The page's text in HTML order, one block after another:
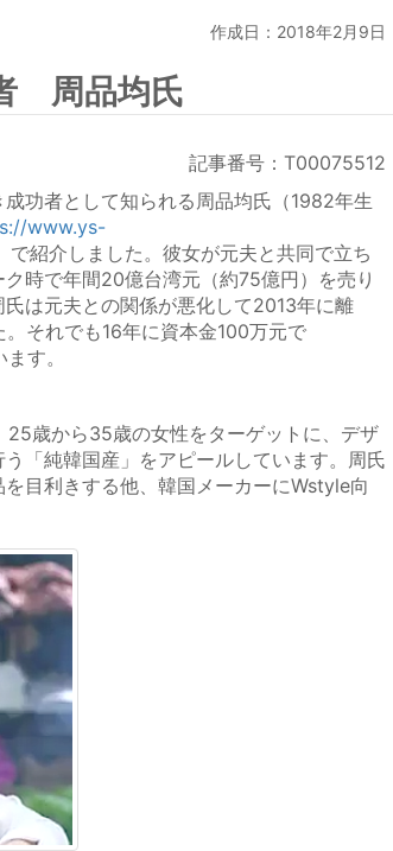
作成日：2018年2月9日
周品均氏
記事番号：T00075512
功者として知られる周品均氏（1982年生
www.ys-
で紹介しました。彼女が元夫と共同で立ち
時で年間20億台湾元（約75億円）を売り
は元夫との関係が悪化して2013年に離
それでも16年に資本金100万元で
す。
歳から35歳の女性をターゲットに、デザ
「純韓国産」をアピールしています。周氏
目利きする他、韓国メーカーにWstyle向